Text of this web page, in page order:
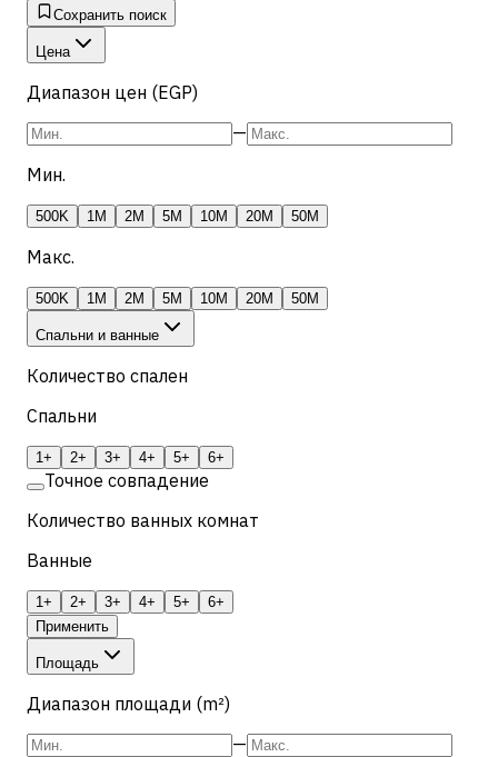
Сохранить поиск
Цена
Диапазон цен (EGP)
—
Мин.
500K 1M 2M 5M 10M 20M 50M
Макс.
500K 1M 2M 5M 10M 20M 50M
Спальни и ванные
Количество спален
Спальни
1+ 2+ 3+ 4+ 5+ 6+
Точное совпадение
Количество ванных комнат
Ванные
1+ 2+ 3+ 4+ 5+
6+
Применить
Площадь
Диапазон площади (m²)
—